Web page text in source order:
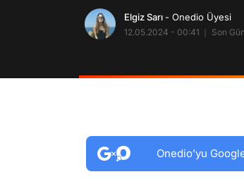
Elgiz Sarı - Onedio Üyesi
12.05.2024 - 00:41 Son
Onedio’yu